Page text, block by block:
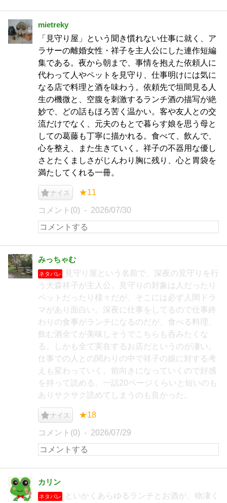
mietreky
「見守り屋」という聞き慣れない仕事に就く、ア
ラサーの離婚女性・祥子を主人公にした連作短編
集である。夜から朝まで、事情を抱えた依頼人に
代わって人やペットを見守り、仕事明けには気に
なる店で料理と酒を味わう。依頼先で垣間見る人
生の機微と、空腹を刺激するランチ酒の描写が絶
妙で、どの話もほろ苦く温かい。客や友人との交
流だけでなく、元夫のもとで暮らす娘を思う母と
しての葛藤も丁寧に描かれる。食べて、飲んで、
心を整え、また生きていく。祥子の不器用な優し
さとたくましさがじんわり胸に残り、心と胃袋を
満たしてくれる一冊。
ナイス ★11
コメント(0) 2026/07/30
みっちゃむ
ネタバレ
見守り屋という名前で、深夜の見守りを行
う犬森祥子が主人公。見守りの対象は人だったり
ペットだったり様々だが、そこには必ず人間ドラ
マがあり面白い。深夜に仕事をしてるので仕事終
わりの食事がランチになるのだが、食べる料理、
飲む酒全てが美味しそうでこちらも呑みたくな
る。しかも全て実在するお店だというのが凄い。
仕事での人との関わりの中で祥子の娘に対する考
えも変わっていく。前向きになっていくので好感
を持って読める。一話20ページくらいと短いのも
ありサクサク読めてしまうのも良かった。
ナイス ★18
コメント(0) 2026/07/29
カリン
ネタバレ といかくあらゆるランチとお酒が、物凄く